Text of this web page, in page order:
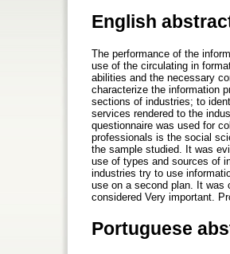
English
The performance of the
use of the circulating in
abilities and the necessary
characterize the information
sections of industries; to
services rendered to the
questionnaire was used for
professionals is the social
the sample studied. It was
use of types and sources of
industries try to use
use on a second plan. It was
considered Very important.
Portuguese